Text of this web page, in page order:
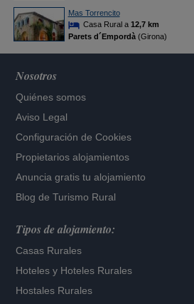
Mas Torrencito
Casa Rural a 12,7 km
Parets d´Empordà(Girona)
Nosotros
Quiénes somos
Aviso Legal
Configuración de Cookies
Propietarios alojamientos
Anuncia gratis tu alojamiento
Blog de Turismo Rural
Tipos de alojamiento:
Casas Rurales
Hoteles y Hoteles Rurales
Hostales Rurales